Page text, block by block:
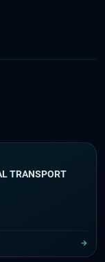
TRANSPORT